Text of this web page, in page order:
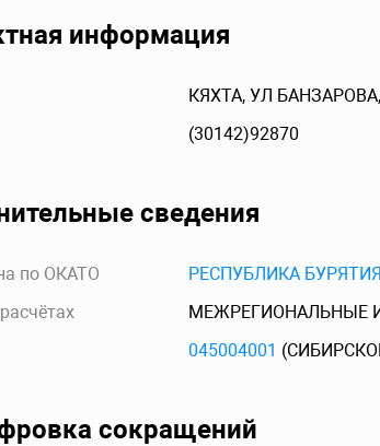
информация
КЯХТА, УЛ БАНЗАРОВА,
(30142)92870
сведения
по ОКАТО РЕСПУБЛИКА БУРЯТИЯ
МЕЖРЕГИОНАЛЬНЫЕ
045004001
сокращений